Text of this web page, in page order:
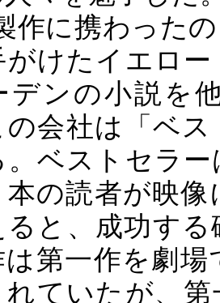
作に携わった
がけたイエロ
デンの小説を
の会社は「ベ
ベストセラ
本の読者が映
ると、成功す
第一作を劇
ていたが、